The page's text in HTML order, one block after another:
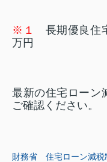
※１
長期優良住
万円
最新の住宅ローン
ご確認ください。
財務省 住宅ローン減税